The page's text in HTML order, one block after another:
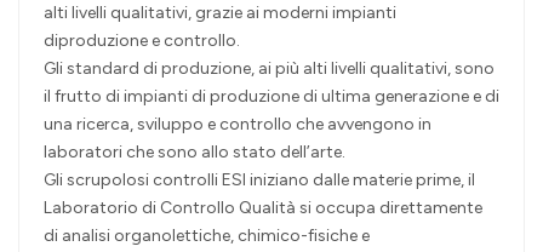
alti livelli qualitativi, grazie ai moderni impianti
diproduzione e controllo.
Gli standard di produzione, ai più alti livelli qualitativi, sono
il frutto di impianti di produzione di ultima generazione e di
una ricerca, sviluppo e controllo che avvengono in
laboratori che sono allo stato dell’arte.
Gli scrupolosi controlli ESI iniziano dalle materie prime, il
Laboratorio di Controllo Qualità si occupa direttamente
di analisi organolettiche, chimico-fisiche e